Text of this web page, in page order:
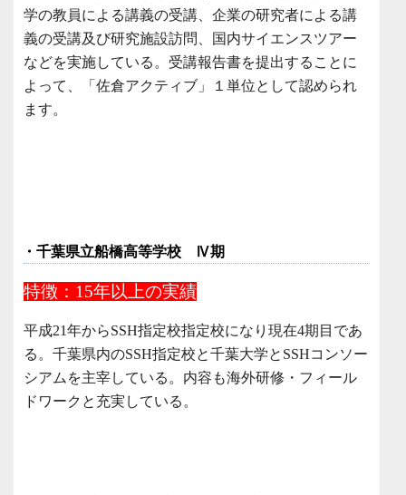
学の教員による講義の受講、企業の研究者による講
義の受講及び研究施設訪問、国内サイエンスツアー
などを実施している。受講報告書を提出することに
よって、「佐倉アクティブ」１単位として認められ
ます。
・千葉県立船橋高等学校 Ⅳ期
特徴：15年以上の実績
平成21年からSSH指定校指定校になり現在4期目であ
る。千葉県内のSSH指定校と千葉大学とSSHコンソー
シアムを主宰している。内容も海外研修・フィール
ドワークと充実している。